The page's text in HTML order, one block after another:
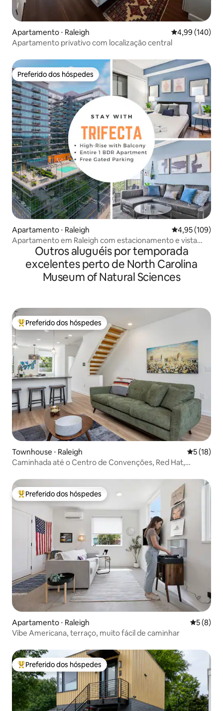
Apartamento ⋅ Raleigh 4,99 de uma
4,99 (140)
Apartamento privativo com localização central
Preferido dos hóspedes
Preferido dos hóspedes
Apartamento ⋅ Raleigh 4,95 de uma
4,95 (109)
Apartamento em Raleigh com estacionamento e vista
para o pôr do sol 2
Outros aluguéis por temporada
excelentes perto de North Carolina
Museum of Natural Sciences
Entre os melhores preferidos dos hóspedes
Preferido dos hóspedes
Townhouse ⋅ Raleigh 5 de uma
5 (18)
Caminhada até o Centro de Convenções, Red Hat,
Entre os melhores preferidos dos hóspedes
Preferido dos hóspedes
Apartamento ⋅ Raleigh 5 de
5 (8)
Vibe Americana, terraço, muito fácil de caminhar
Entre os melhores preferidos dos hóspedes
Preferido dos hóspedes